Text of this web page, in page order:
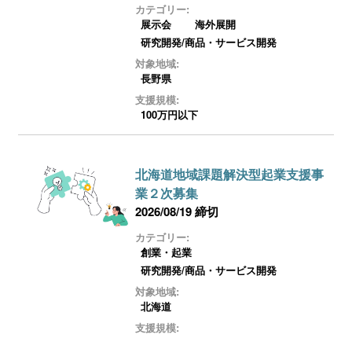
カテゴリー:
展示会
海外展開
研究開発/商品・サービス開発
対象地域:
長野県
支援規模:
100万円以下
北海道地域課題解決型起業支援事
業２次募集
2026/08/19 締切
カテゴリー:
創業・起業
研究開発/商品・サービス開発
対象地域:
北海道
支援規模: